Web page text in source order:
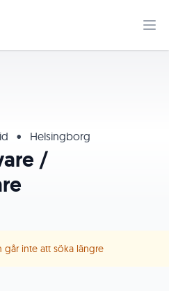
• Helsingborg
/
går inte att söka längre